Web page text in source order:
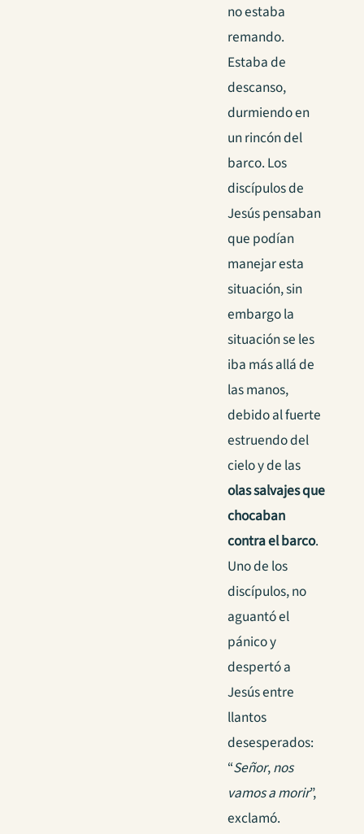
no estaba
remando.
Estaba de
descanso,
durmiendo en
un rincón del
barco. Los
discípulos de
Jesús pensaban
que podían
manejar esta
situación, sin
embargo la
situación se les
iba más allá de
las manos,
debido al fuerte
estruendo del
cielo y de las
olas salvajes que
chocaban
contra el barco.
Uno de los
discípulos, no
aguantó el
pánico y
despertó a
Jesús entre
llantos
desesperados:
“Señor,nos
vamosamorir”,
exclamó.